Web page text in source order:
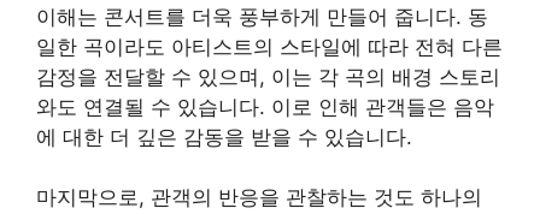
이해는 콘서트를 더욱 풍부하게 만들어 줍니다. 동
일한 곡이라도 아티스트의 스타일에 따라 전혀 다른
감정을 전달할 수 있으며, 이는 각 곡의 배경 스토리
와도 연결될 수 있습니다. 이로 인해 관객들은 음악
에 대한 더 깊은 감동을 받을 수 있습니다.
마지막으로, 관객의 반응을 관찰하는 것도 하나의